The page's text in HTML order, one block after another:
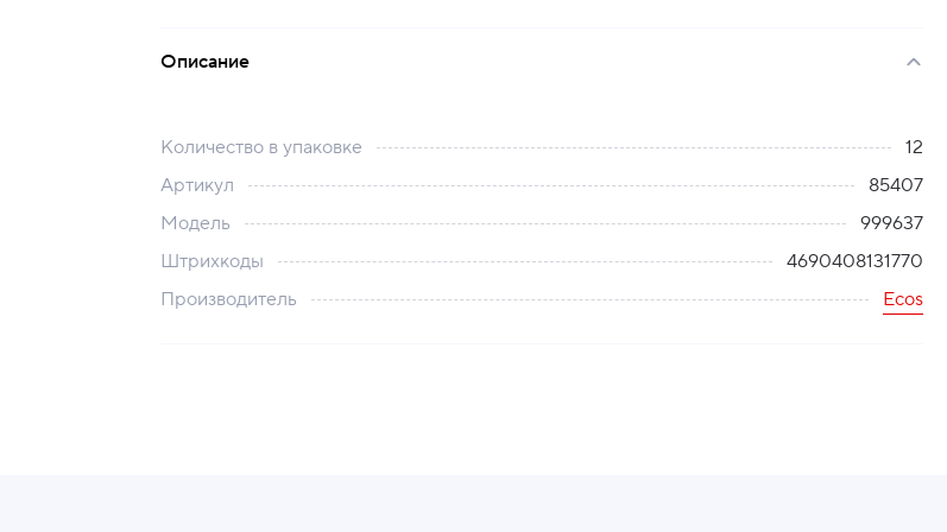
Описание
Количество в упаковке
12
Артикул
85407
Модель
999637
Штрихкоды
4690408131770
Производитель
Ecos